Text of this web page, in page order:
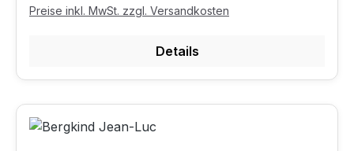
Preise inkl. MwSt. zzgl. Versandkosten
Details